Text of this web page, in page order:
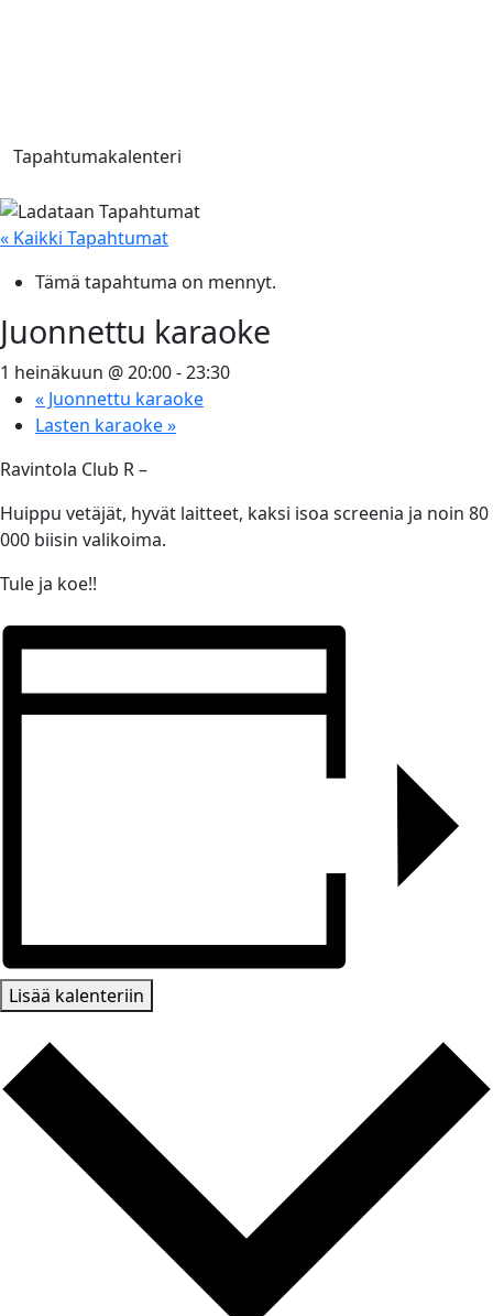
Tapahtumakalenteri
« Kaikki Tapahtumat
Tämä tapahtuma on mennyt.
Juonnettu karaoke
1 heinäkuun @ 20:00-23:30
« Juonnettu karaoke
Lasten karaoke»
Ravintola Club R –
Huippu vetäjät, hyvät laitteet, kaksi isoa screenia ja noin 80
000 biisin valikoima.
Tule ja koe!!
Lisää kalenteriin